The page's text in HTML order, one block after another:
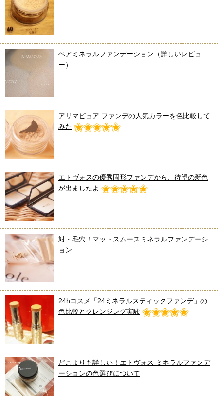
ベアミネラルファンデーション（詳しいレビュ
ー）
アリマピュア ファンデの人気カラーを色比較して
みた
エトヴォスの優秀固形ファンデから、待望の新色
が出ましたよ
対・毛穴！マットスムースミネラルファンデーシ
ョン
24hコスメ「24ミネラルスティックファンデ」の
色比較とクレンジング実験
どこよりも詳しい！エトヴォス ミネラルファンデ
ーションの色選びについて